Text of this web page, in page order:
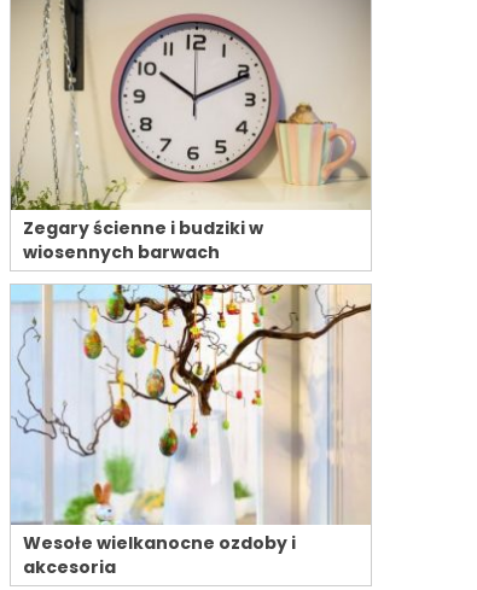
Zegary ścienne i budziki w
wiosennych barwach
Wesołe wielkanocne ozdoby i
akcesoria